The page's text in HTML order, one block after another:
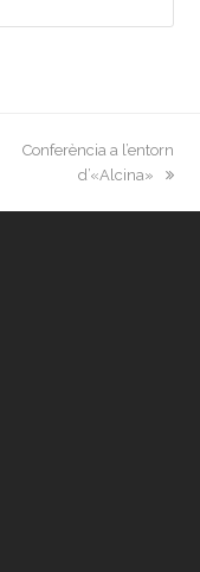
next
Conferència a l’entorn
d’«Alcina»